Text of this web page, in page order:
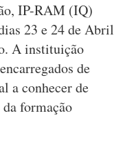
IP-RAM (IQ)
23 e 24 de Abril
A instituição
de
a conhecer de
formação